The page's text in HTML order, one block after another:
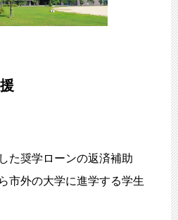
た奨学ローンの返済補助
市外の大学に進学する学生